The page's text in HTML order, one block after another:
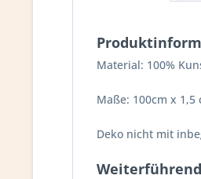
Material: 100%
Maße: 100cm x 1,5
Deko nicht mit